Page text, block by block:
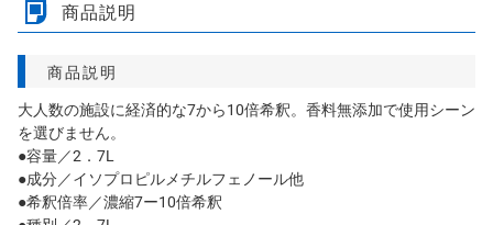
商品説明
商品説明
大人数の施設に経済的な7から10倍希釈。香料無添加で使用シーン
を選びません。
●容量／2．7L
●成分／イソプロピルメチルフェノール他
●希釈倍率／濃縮7ー10倍希釈